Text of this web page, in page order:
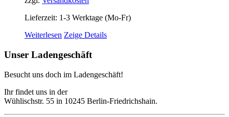
Lieferzeit: 1-3 Werktage (Mo-Fr)
Weiterlesen Zeige Details
Unser Ladengeschäft
Besucht uns doch im Ladengeschäft!
Ihr findet uns in der
Wühlischstr. 55 in 10245 Berlin-Friedrichshain.